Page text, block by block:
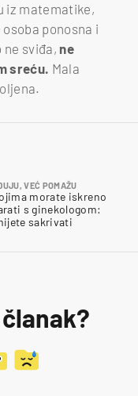
iz matematike,
ponosna i
ne sviđa, ne
sreću. Mala
VEĆ POMAŽU
morate iskreno
s ginekologom:
sakrivati